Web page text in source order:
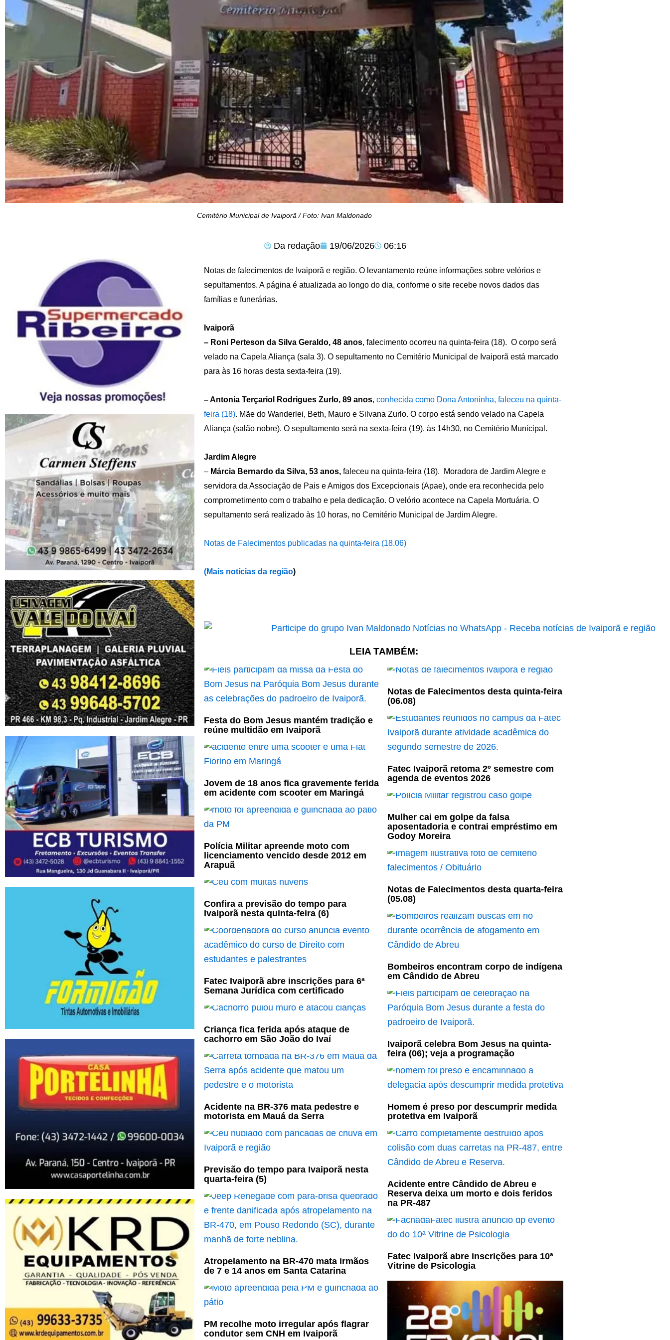
Cemitério Municipal de Ivaiporã / Foto: Ivan Maldonado
Da redação 19/06/2026 06:16
Notas de falecimentos de Ivaiporã e região. O levantamento reúne informações sobre velórios e
sepultamentos. A página é atualizada ao longo do dia, conforme o site recebe novos dados das
famílias e funerárias.
Ivaiporã
– Roni Perteson da Silva Geraldo, 48 anos, falecimento ocorreu na quinta-feira (18). O corpo será
velado na Capela Aliança (sala 3). O sepultamento no Cemitério Municipal de Ivaiporã está marcado
para às 16 horas desta sexta-feira (19).
– Antonia Terçariol Rodrigues Zurlo, 89 anos, conhecida como Dona Antoninha, faleceu na quinta-
feira (18). Mãe do Wanderlei, Beth, Mauro e Silvana Zurlo. O corpo está sendo velado na Capela
Aliança (salão nobre). O sepultamento será na sexta-feira (19), às 14h30, no Cemitério Municipal.
Jardim Alegre
– Márcia Bernardo da Silva, 53 anos, faleceu na quinta-feira (18). Moradora de Jardim Alegre e
servidora da Associação de Pais e Amigos dos Excepcionais (Apae), onde era reconhecida pelo
comprometimento com o trabalho e pela dedicação. O velório acontece na Capela Mortuária. O
sepultamento será realizado às 10 horas, no Cemitério Municipal de Jardim Alegre.
Notas de Falecimentos publicadas na quinta-feira (18.06)
(Mais notícias da região)
LEIA TAMBÉM:
Festa do Bom Jesus mantém tradição e
reúne multidão em Ivaiporã
Notas de Falecimentos desta quinta-feira
(06.08)
Jovem de 18 anos fica gravemente ferida
em acidente com scooter em Maringá
Fatec Ivaiporã retoma 2º semestre com
agenda de eventos 2026
Polícia Militar apreende moto com
licenciamento vencido desde 2012 em
Arapuã
Mulher cai em golpe da falsa
aposentadoria e contrai empréstimo em
Godoy Moreira
Confira a previsão do tempo para
Ivaiporã nesta quinta-feira (6)
Notas de Falecimentos desta quarta-feira
(05.08)
Fatec Ivaiporã abre inscrições para 6ª
Semana Jurídica com certificado
Bombeiros encontram corpo de indígena
em Cândido de Abreu
Criança fica ferida após ataque de
cachorro em São João do Ivaí
Ivaiporã celebra Bom Jesus na quinta-
feira (06); veja a programação
Acidente na BR-376 mata pedestre e
motorista em Mauá da Serra
Homem é preso por descumprir medida
protetiva em Ivaiporã
Previsão do tempo para Ivaiporã nesta
quarta-feira (5)
Acidente entre Cândido de Abreu e
Reserva deixa um morto e dois feridos
na PR-487
Atropelamento na BR-470 mata irmãos
de 7 e 14 anos em Santa Catarina
Fatec Ivaiporã abre inscrições para 10ª
Vitrine de Psicologia
PM recolhe moto irregular após flagrar
condutor sem CNH em Ivaiporã